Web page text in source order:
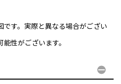
す。実際と異なる場合がござい
性がございます。